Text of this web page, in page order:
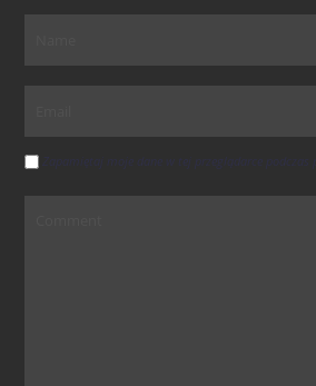
Zapamiętaj moje dane w tej przeglądarce podczas